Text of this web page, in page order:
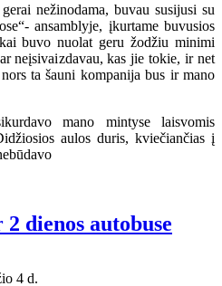
nežinodama, buvau susijusi su
ansamblyje, įkurtame buvusios
buvo nuolat geru žodžiu minimi
neįsivaizdavau, kas jie tokie, ir net
ta šauni kompanija bus ir mano
mano mintyse laisvomis
aulos duris, kviečiančias į
dienos autobuse
4 d.